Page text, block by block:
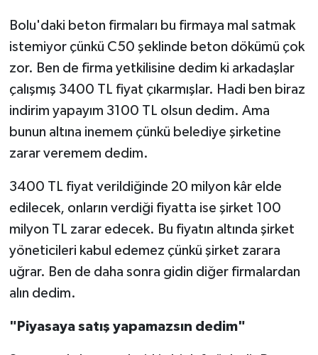
Bolu'daki beton firmaları bu firmaya mal satmak
istemiyor çünkü C50 şeklinde beton dökümü çok
zor. Ben de firma yetkilisine dedim ki arkadaşlar
çalışmış 3400 TL fiyat çıkarmışlar. Hadi ben biraz
indirim yapayım 3100 TL olsun dedim. Ama
bunun altına inemem çünkü belediye şirketine
zarar veremem dedim.
3400 TL fiyat verildiğinde 20 milyon kâr elde
edilecek, onların verdiği fiyatta ise şirket 100
milyon TL zarar edecek. Bu fiyatın altında şirket
yöneticileri kabul edemez çünkü şirket zarara
uğrar. Ben de daha sonra gidin diğer firmalardan
alın dedim.
"Piyasaya satış yapamazsın dedim"